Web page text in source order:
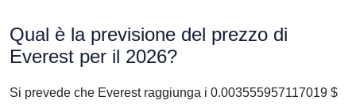
Qual è la previsione del prezzo di
Everest per il 2026?
Si prevede che Everest raggiunga i 0.003555957117019 $